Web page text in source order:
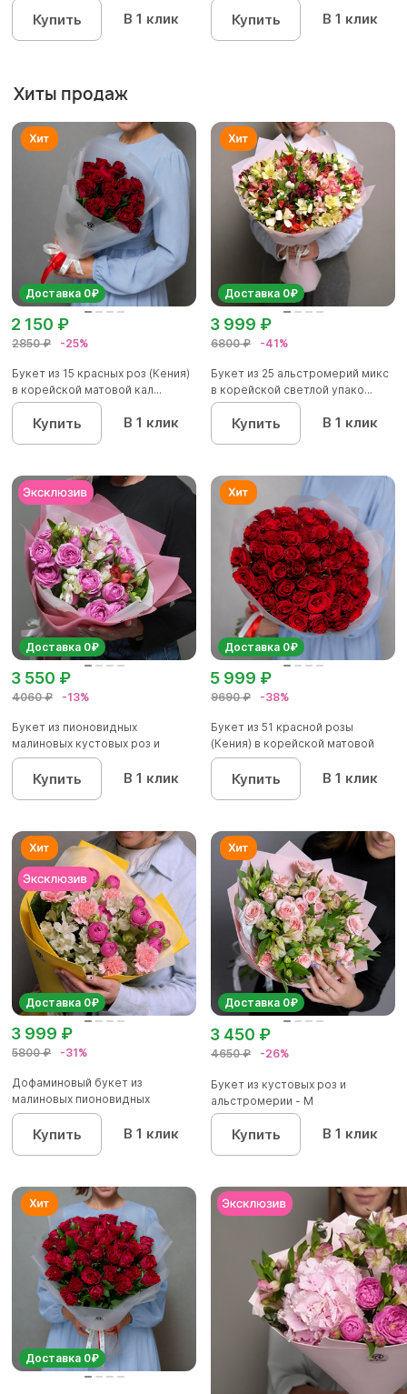
Купить В 1 клик Купить В 1 клик
Хиты продаж
Доставка 0₽
2850 ₽ -25%
2 150 ₽
Букет из 15 красных роз (Кения)
в корейской матовой кал...
Купить В 1 клик
Доставка 0₽
6800 ₽ -41%
3 999 ₽
Букет из 25 альстромерий микс
в корейской светлой упако...
Купить В 1 клик
Доставка 0₽
4060 ₽ -13%
3 550 ₽
Букет из пионовидных
малиновых кустовых роз и
альстроме...
Купить В 1 клик
Доставка 0₽
9690 ₽ -38%
5 999 ₽
Букет из 51 красной розы
(Кения) в корейской матовой
уп...
Купить В 1 клик
Доставка 0₽
5800 ₽ -31%
3 999 ₽
Дофаминовый букет из
малиновых пионовидных
кустовых роз...
Купить В 1 клик
Доставка 0₽
4650 ₽ -26%
3 450 ₽
Букет из кустовых роз и
альстромерии - М
Купить В 1 клик
Доставка 0₽